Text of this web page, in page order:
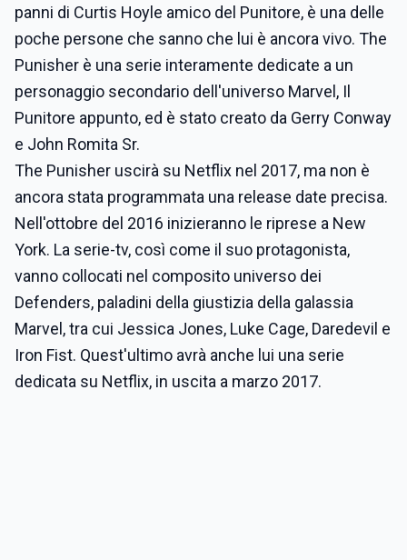
panni di Curtis Hoyle amico del Punitore, è una delle
poche persone che sanno che lui è ancora vivo. The
Punisher è una serie interamente dedicate a un
personaggio secondario dell'universo Marvel, Il
Punitore appunto, ed è stato creato da Gerry Conway
e John Romita Sr.
The Punisher uscirà su Netflix nel 2017, ma non è
ancora stata programmata una release date precisa.
Nell'ottobre del 2016 inizieranno le riprese a New
York. La serie-tv, così come il suo protagonista,
vanno collocati nel composito universo dei
Defenders, paladini della giustizia della galassia
Marvel, tra cui Jessica Jones, Luke Cage, Daredevil e
Iron Fist. Quest'ultimo avrà anche lui una serie
dedicata su Netflix, in uscita a marzo 2017.